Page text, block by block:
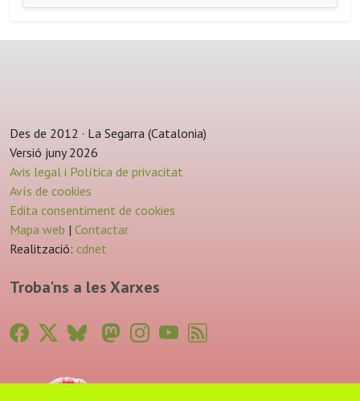
Des de 2012 · La Segarra (Catalonia)
Versió juny 2026
Avis legal i Política de privacitat
Avís de cookies
Edita consentiment de cookies
Mapa web | Contactar
Realització: cdnet
Troba'ns a les Xarxes